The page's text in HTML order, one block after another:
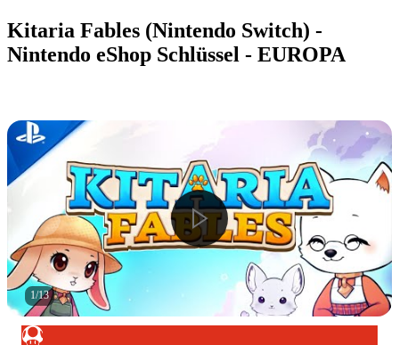
Kitaria Fables (Nintendo Switch) -
Nintendo eShop Schlüssel - EUROPA
1/13